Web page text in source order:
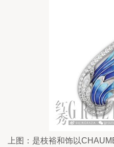
上图：是枝裕和饰以